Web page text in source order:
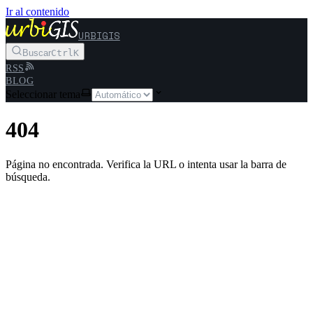
Ir al contenido
URBIGIS
BuscarCtrlK
RSS
BLOG
Seleccionar tema
404
Página no encontrada. Verifica la URL o intenta usar la barra de
búsqueda.